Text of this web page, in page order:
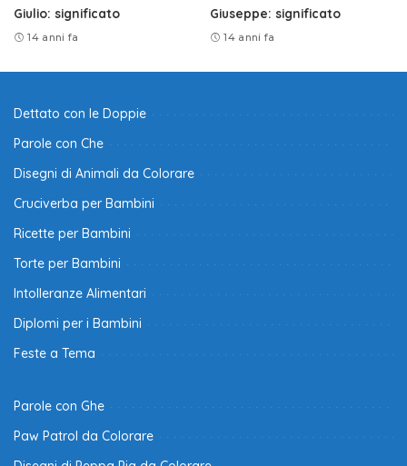
Giulio: significato
14 anni fa
Giuseppe: significato
14 anni fa
Dettato con le Doppie
Parole con Che
Disegni di Animali da Colorare
Cruciverba per Bambini
Ricette per Bambini
Torte per Bambini
Intolleranze Alimentari
Diplomi per i Bambini
Feste a Tema
Parole con Ghe
Paw Patrol da Colorare